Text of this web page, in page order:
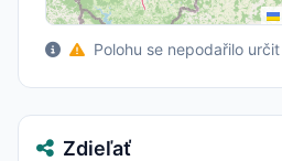
Polohu se nepodařilo určit
Zdieľať